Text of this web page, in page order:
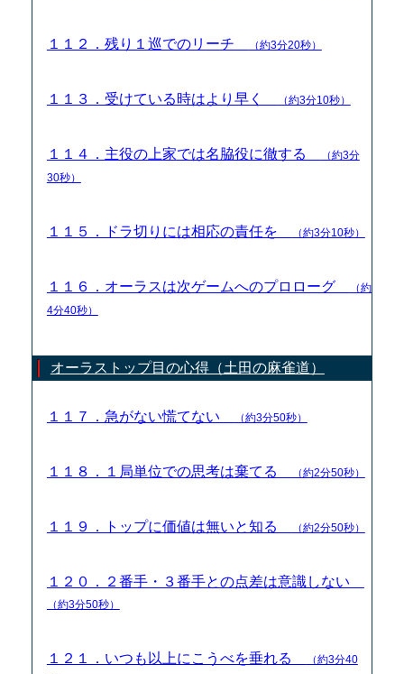
１１２．残り１巡でのリーチ （約3分20秒）
１１３．受けている時はより早く （約3分10秒）
１１４．主役の上家では名脇役に徹する
（約3分
30秒）
１１５．ドラ切りには相応の責任を （約3分10秒）
１１６．オーラスは次ゲームへのプロローグ
（約
4分40秒）
オーラストップ目の心得（土田の麻雀道）
１１７．急がない慌てない （約3分50秒）
１１８．１局単位での思考は棄てる （約2分50秒）
１１９．トップに価値は無いと知る （約2分50秒）
１２０．２番手・３番手との点差は意識しない
（約3分50秒）
１２１．いつも以上にこうべを垂れる
（約3分40